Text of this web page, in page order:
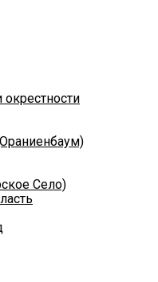
окрестности
Село)